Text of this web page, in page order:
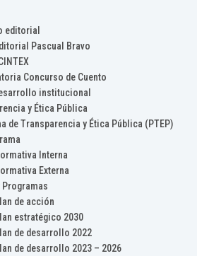
editorial
Pascual Bravo
Concurso de Cuento
institucional
y Ética Pública
de Transparencia y Ética Pública (PTEP)
Interna
Externa
Programas
de acción
estratégico 2030
de desarrollo 2022
de desarrollo 2023 – 2026